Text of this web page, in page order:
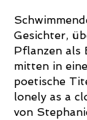
Gesichter,
Pflanzen als
mitten in
poetische
lonely as a
von